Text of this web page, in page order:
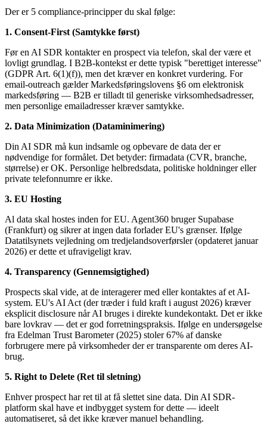
Der er 5 compliance-principper du skal følge:
1. Consent-First (Samtykke først)
Før en AI SDR kontakter en prospect via telefon, skal der være et
lovligt grundlag. I B2B-kontekst er dette typisk "berettiget interesse"
(GDPR Art. 6(1)(f)), men det kræver en konkret vurdering. For
email-outreach gælder Markedsføringslovens §6 om elektronisk
markedsføring — B2B er tilladt til generiske virksomhedsadresser,
men personlige emailadresser kræver samtykke.
2. Data Minimization (Dataminimering)
Din AI SDR må kun indsamle og opbevare de data der er
nødvendige for formålet. Det betyder: firmadata (CVR, branche,
størrelse) er OK. Personlige helbredsdata, politiske holdninger eller
private telefonnumre er ikke.
3. EU Hosting
Al data skal hostes inden for EU. Agent360 bruger Supabase
(Frankfurt) og sikrer at ingen data forlader EU's grænser. Ifølge
Datatilsynets vejledning om tredjelandsoverførsler (opdateret januar
2026) er dette et ufravigeligt krav.
4. Transparency (Gennemsigtighed)
Prospects skal vide, at de interagerer med eller kontaktes af et AI-
system. EU's AI Act (der træder i fuld kraft i august 2026) kræver
eksplicit disclosure når AI bruges i direkte kundekontakt. Det er ikke
bare lovkrav — det er god forretningspraksis. Ifølge en undersøgelse
fra Edelman Trust Barometer (2025) stoler 67% af danske
forbrugere mere på virksomheder der er transparente om deres AI-
brug.
5. Right to Delete (Ret til sletning)
Enhver prospect har ret til at få slettet sine data. Din AI SDR-
platform skal have et indbygget system for dette — ideelt
automatiseret, så det ikke kræver manuel behandling.